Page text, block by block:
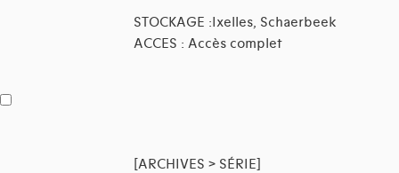
STOCKAGE :Ixelles, Schaerbeek
ACCES : Accès complet
[ARCHIVES > SÉRIE]